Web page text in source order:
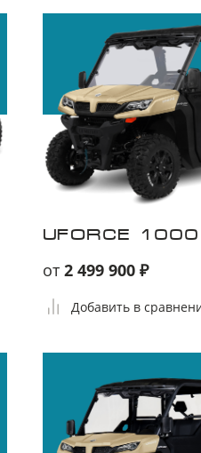
UFORCE 1000
от 2 499 900 ₽
Добавить в